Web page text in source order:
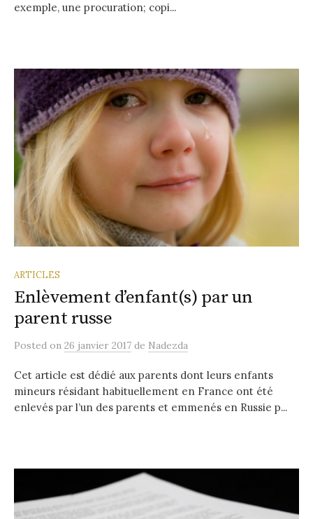
exemple, une procuration; copi...
ARTICLES
Enlèvement d’enfant(s) par un
parent russe
Posted on 26 janvier 2017 de Nadezda
Cet article est dédié aux parents dont leurs enfants
mineurs résidant habituellement en France ont été
enlevés par l’un des parents et emmenés en Russie p...